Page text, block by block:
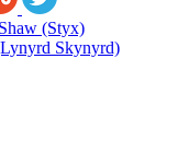
(Styx)
Skynyrd)